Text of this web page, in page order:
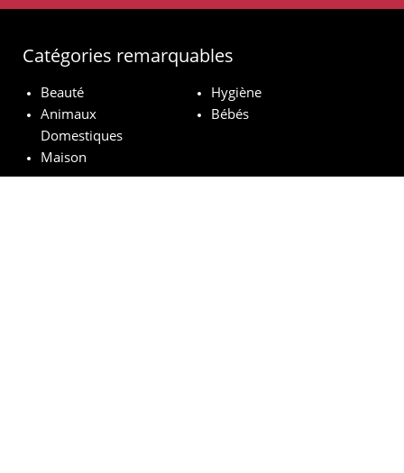
Catégories remarquables
Beauté
Hygiène
Animaux
Domestiques
Bébés
Maison